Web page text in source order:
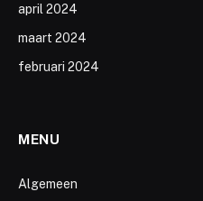
april 2024
maart 2024
februari 2024
MENU
Algemeen